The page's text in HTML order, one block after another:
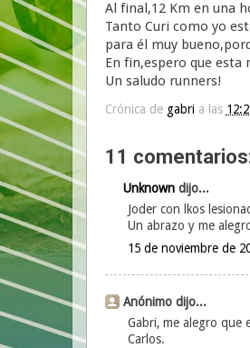
Al final,12 Km en una
Tanto Curi como yo
para él muy
En fin,espero que esta
Un saludo runners!
Crónica de gabri a las
11
Unknowndijo...
Joder con lkos
Un abrazo y me
15 de noviembre de
Anónimo dijo...
Gabri, me alegro que
Carlos.